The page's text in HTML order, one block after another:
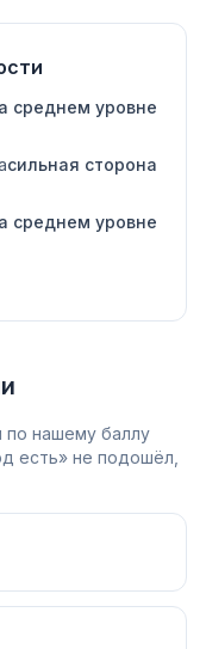
среднем уровне
сильная сторона
среднем уровне
по нашему баллу
есть» не подошёл,